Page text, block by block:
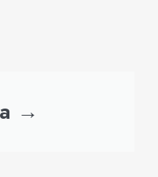
→